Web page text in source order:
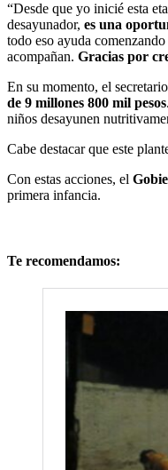
“Desde que yo inicié esta
desayunador, es una
todo eso ayuda
acompañan. Gracias por
En su momento, el
de 9 millones 800 mil pesos
niños desayunen
Cabe destacar que este
Con estas acciones, el
primera infancia.
Te recomendamos: